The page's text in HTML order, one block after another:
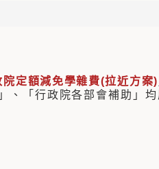
院定額減免學雜費(拉近方案)
、「行政院各部會補助」